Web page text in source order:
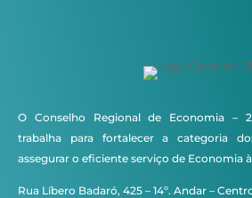
O Conselho Regional de Economia –
trabalha para fortalecer a categoria
assegurar o eficiente serviço de Economia
Rua Líbero Badaró, 425 – 14º. Andar –